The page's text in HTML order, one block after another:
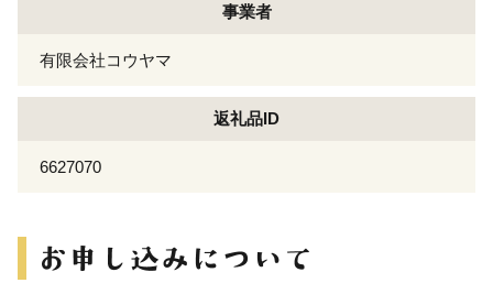
事業者
有限会社コウヤマ
返礼品ID
6627070